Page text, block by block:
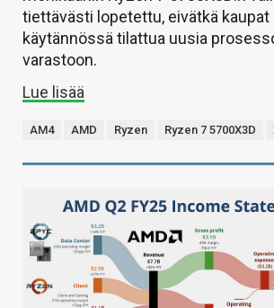
tiettävästi lopetettu, eivätkä kaupat
käytännössä tilattua uusia
varastoon.
Lue lisää
AM4 AMD Ryzen Ryzen 7 5700X3D